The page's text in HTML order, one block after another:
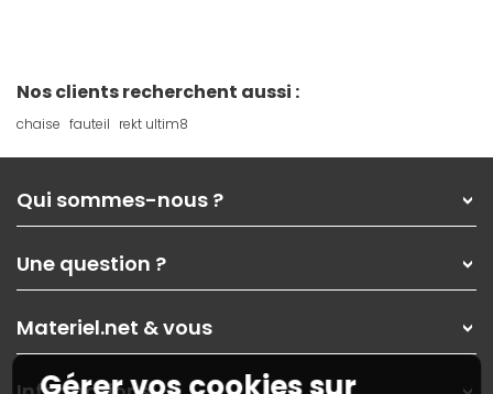
Nos clients recherchent aussi :
chaise fauteil rekt ultim8
Qui sommes-nous ?
Nos services
Les magasins Materiel.net
Nos solutions pour les pros
Contactez-nous
Une question ?
Paiement, livraison
Garanties,Pack Zen
SAV, demander un retour
Materiel.net & vous
On répare votre PC portable